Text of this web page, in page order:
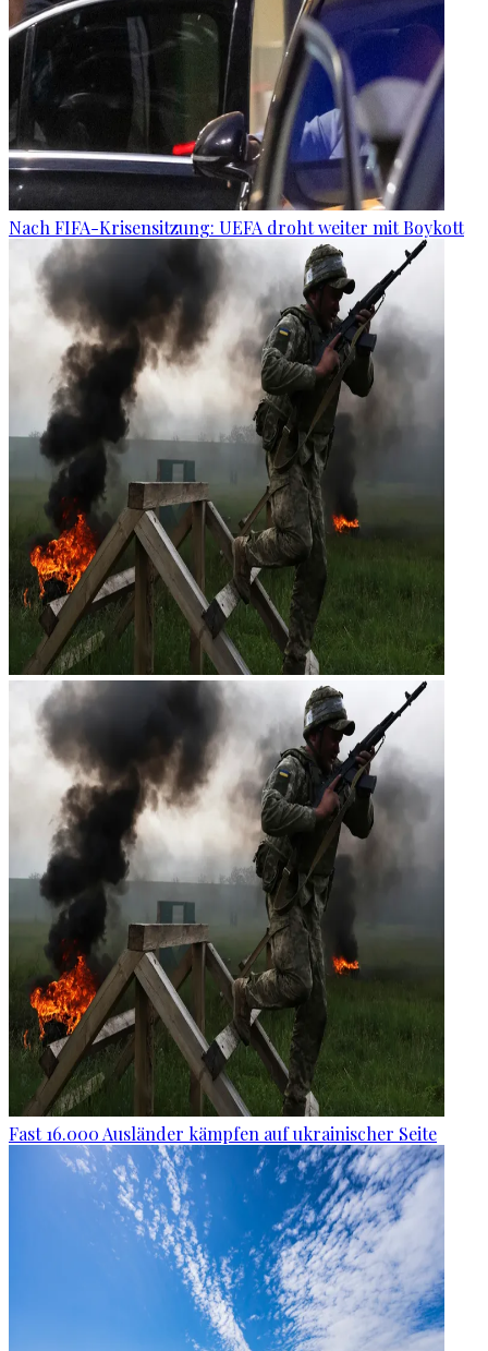
Nach FIFA-Krisensitzung: UEFA droht weiter mit Boykott
Fast 16.000 Ausländer kämpfen auf ukrainischer Seite